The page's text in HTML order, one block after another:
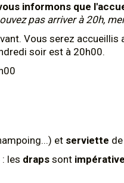
informons que
pas arriver à 20h,
Vous serez accueillis
soir est à 20h00.
et serviette
les draps sont